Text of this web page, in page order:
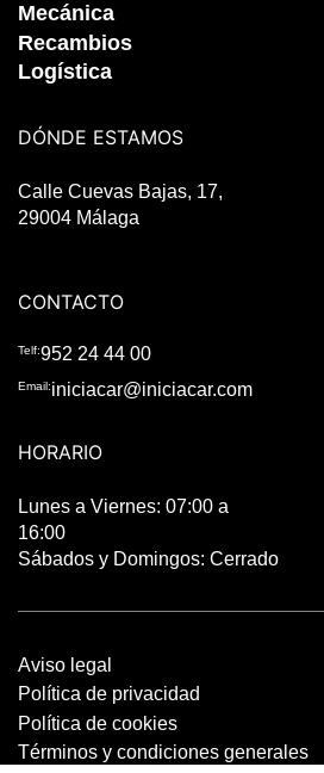
Mecánica
Recambios
Logística
DÓNDE ESTAMOS
Calle Cuevas Bajas, 17,
29004 Málaga
CONTACTO
Telf:952 24 44 00
Email:iniciacar@iniciacar.com
HORARIO
Lunes a Viernes: 07:00 a
16:00
Sábados y Domingos: Cerrado
Aviso legal
Política de privacidad
Política de cookies
Términos y condiciones generales